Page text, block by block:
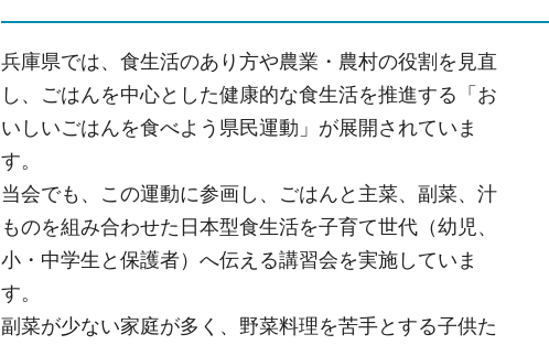
兵庫県では、食生活のあり方や農業・農村の役割を見直
し、ごはんを中心とした健康的な食生活を推進する「お
いしいごはんを食べよう県民運動」が展開されていま
す。
当会でも、この運動に参画し、ごはんと主菜、副菜、汁
ものを組み合わせた日本型食生活を子育て世代（幼児、
小・中学生と保護者）へ伝える講習会を実施していま
す。
副菜が少ない家庭が多く、野菜料理を苦手とする子供た